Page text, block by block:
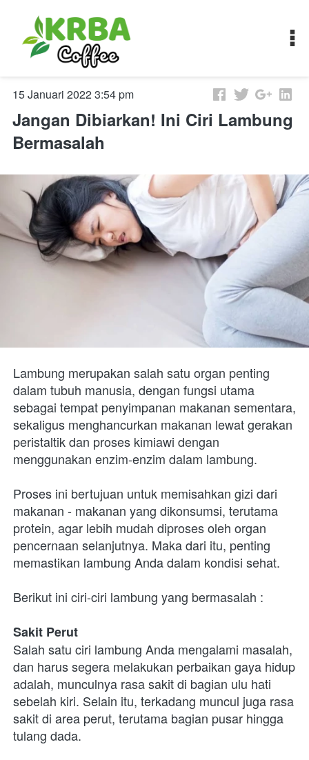
15 Januari 2022 3:54 pm
Jangan Dibiarkan! Ini Ciri Lambung
Bermasalah
Lambung merupakan salah satu organ penting
dalam tubuh manusia, dengan fungsi utama
sebagai tempat penyimpanan makanan sementara,
sekaligus menghancurkan makanan lewat gerakan
peristaltik dan proses kimiawi dengan
menggunakan enzim-enzim dalam lambung.
Proses ini bertujuan untuk memisahkan gizi dari
makanan - makanan yang dikonsumsi, terutama
protein, agar lebih mudah diproses oleh organ
pencernaan selanjutnya. Maka dari itu, penting
memastikan lambung Anda dalam kondisi sehat.
Berikut ini ciri-ciri lambung yang bermasalah :
Sakit Perut
Salah satu ciri lambung Anda mengalami masalah,
dan harus segera melakukan perbaikan gaya hidup
adalah, munculnya rasa sakit di bagian ulu hati
sebelah kiri. Selain itu, terkadang muncul juga rasa
sakit di area perut, terutama bagian pusar hingga
tulang dada.